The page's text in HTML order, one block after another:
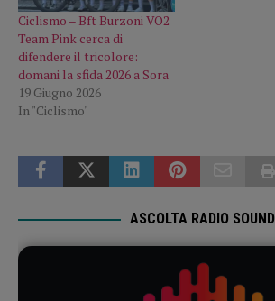
Ciclismo – Bft Burzoni VO2
Team Pink cerca di
difendere il tricolore:
domani la sfida 2026 a Sora
19 Giugno 2026
In "Ciclismo"
ASCOLTA RADIO SOUND